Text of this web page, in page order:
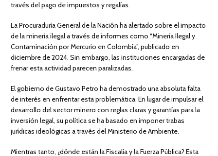
través del pago de impuestos y regalías.
La Procuraduría General de la Nación ha alertado sobre el impacto
de la minería ilegal a través de informes como “Minería Ilegal y
Contaminación por Mercurio en Colombia”, publicado en
diciembre de 2024. Sin embargo, las instituciones encargadas de
frenar esta actividad parecen paralizadas.
El gobierno de Gustavo Petro ha demostrado una absoluta falta
de interés en enfrentar esta problemática. En lugar de impulsar el
desarrollo del sector minero con reglas claras y garantías para la
inversión legal, su política se ha basado en imponer trabas
jurídicas ideológicas a través del Ministerio de Ambiente.
Mientras tanto, ¿dónde están la Fiscalía y la Fuerza Pública? Esta